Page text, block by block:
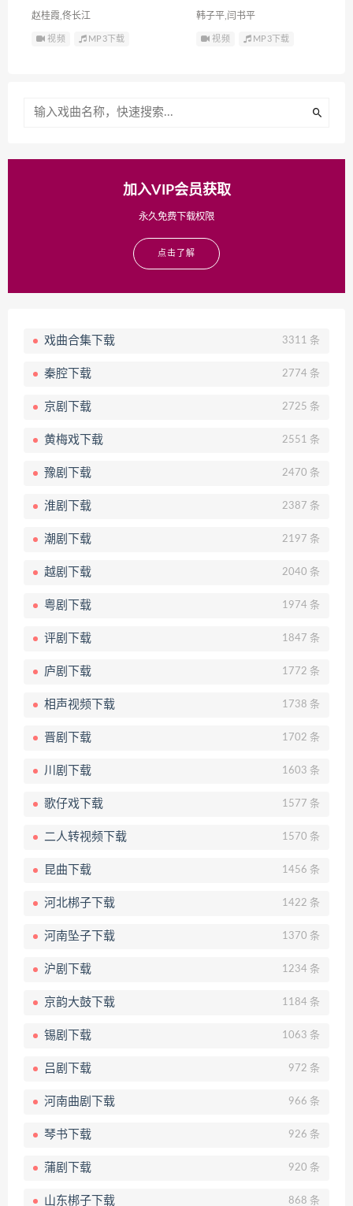
赵桂霞,佟长江
视频 MP3下载
韩子平,闫书平
视频 MP3下载
加入VIP会员获取
永久免费下载权限
点击了解
戏曲合集下载 3311 条
秦腔下载 2774 条
京剧下载 2725 条
黄梅戏下载 2551 条
豫剧下载 2470 条
淮剧下载 2387 条
潮剧下载 2197 条
越剧下载 2040 条
粤剧下载 1974 条
评剧下载 1847 条
庐剧下载 1772 条
相声视频下载 1738 条
晋剧下载 1702 条
川剧下载 1603 条
歌仔戏下载 1577 条
二人转视频下载 1570 条
昆曲下载 1456 条
河北梆子下载 1422 条
河南坠子下载 1370 条
沪剧下载 1234 条
京韵大鼓下载 1184 条
锡剧下载 1063 条
吕剧下载 972 条
河南曲剧下载 966 条
琴书下载 926 条
蒲剧下载 920 条
山东梆子下载 868 条